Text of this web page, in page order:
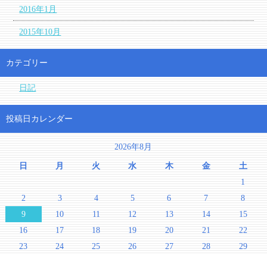
2016年1月
2015年10月
カテゴリー
日記
投稿日カレンダー
2026年8月
日 月 火 水 木 金
土
1
2
3 4 5 6 7
8
9
10 11 12 13 14
15
16
17 18 19 20 21
22
23
24 25 26 27 28 29